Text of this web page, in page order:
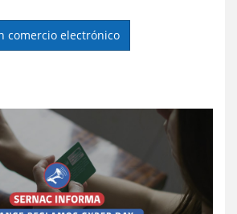
comercio electrónico